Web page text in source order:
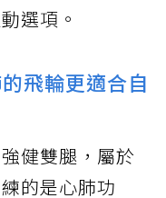
選項。
飛輪更適合自
健雙腿，屬於
的是心肺功